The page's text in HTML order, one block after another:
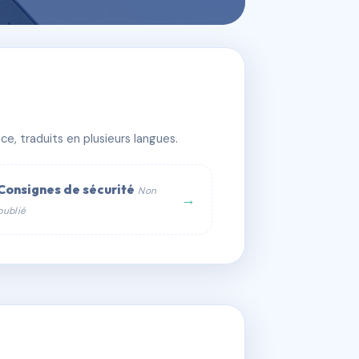
traduits en plusieurs langues.
de sécurité Non
→